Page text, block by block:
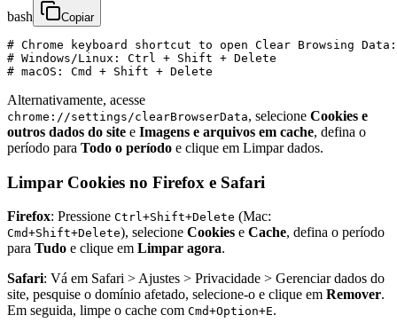
bash Copiar
# Chrome keyboard shortcut to open Clear Browsing Data:
# Windows/Linux: Ctrl + Shift + Delete
# macOS: Cmd + Shift + Delete
Alternativamente, acesse
chrome://settings/clearBrowserData, selecione Cookies e
outros dados do site e Imagens e arquivos em cache, defina o
período para Todo o período e clique em Limpar dados.
Limpar Cookies no Firefox e Safari
Firefox: Pressione Ctrl+Shift+Delete (Mac:
Cmd+Shift+Delete), selecione Cookies e Cache, defina o período
para Tudo e clique em Limpar agora.
Safari: Vá em Safari > Ajustes > Privacidade > Gerenciar dados do
site, pesquise o domínio afetado, selecione-o e clique em Remover.
Em seguida, limpe o cache com Cmd+Option+E.